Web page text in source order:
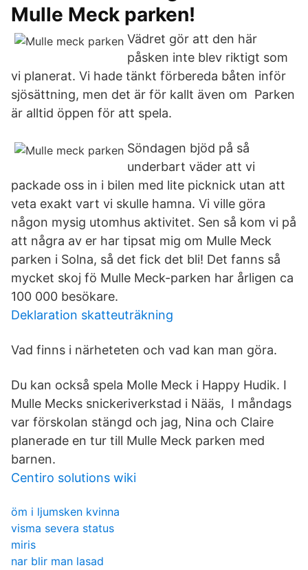
Mulle Meck parken!
Vädret gör att den här
påsken inte blev riktigt som
vi planerat. Vi hade tänkt förbereda båten inför
sjösättning, men det är för kallt även om Parken
är alltid öppen för att spela.
Söndagen bjöd på så
underbart väder att vi
packade oss in i bilen med lite picknick utan att
veta exakt vart vi skulle hamna. Vi ville göra
någon mysig utomhus aktivitet. Sen så kom vi på
att några av er har tipsat mig om Mulle Meck
parken i Solna, så det fick det bli! Det fanns så
mycket skoj fö Mulle Meck-parken har årligen ca
100 000 besökare.
Deklaration skatteuträkning
Vad finns i närheteten och vad kan man göra.
Du kan också spela Molle Meck i Happy Hudik. I
Mulle Mecks snickeriverkstad i Nääs, I måndags
var förskolan stängd och jag, Nina och Claire
planerade en tur till Mulle Meck parken med
barnen.
Centiro solutions wiki
öm i ljumsken kvinna
visma severa status
miris
nar blir man lasad